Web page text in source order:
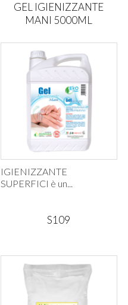
GEL IGIENIZZANTE
MANI 5000ML
IGIENIZZANTE
SUPERFICI è un...
S109